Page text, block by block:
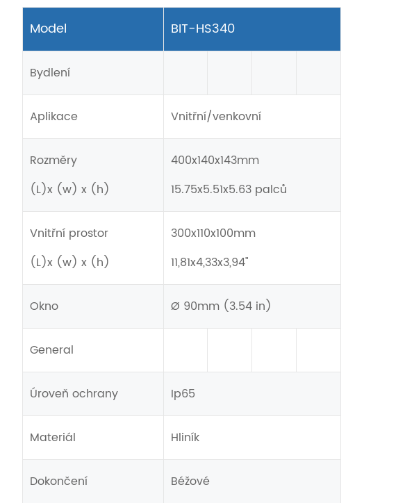
Model BIT-HS340
Bydlení
Aplikace Vnitřní/venkovní
Rozměry
(L)x (w) x (h)
400x140x143mm
15.75x5.51x5.63 palců
Vnitřní prostor
(L)x (w) x (h)
300x110x100mm
11,81x4,33x3,94"
Okno Ø 90mm (3.54 in)
General
Úroveň ochrany Ip65
Materiál Hliník
Dokončení Béžové